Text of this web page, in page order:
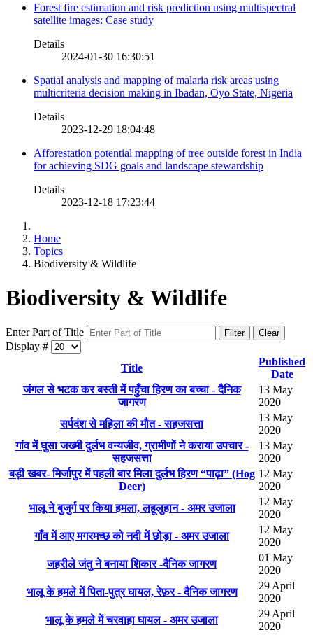
Forest fire estimation and risk prediction using multispectral
satellite images: Case study
Details
2024-01-30 16:30:51
Spatial analysis and mapping of malaria risk areas using
multicriteria decision making in Ibadan, Oyo State, Nigeria
Details
2023-12-29 18:04:48
Afforestation potential mapping of tree outside forest in India
for achieving SDG goals and landscape stewardship
Details
2023-12-18 17:23:44
Home
Topics
Biodiversity & Wildlife
Biodiversity & Wildlife
Enter Part of Title Filter Clear
Display #
Title
Published
Date
जंगल से भटक कर बस्ती में पहुँचा हिरण का बच्चा - दैनिक
जागरण
13 May
2020
सर्पदंश से महिला की मौत - सहजसत्ता
13 May
2020
गांव में घुसा जख्मी दुर्लभ वन्यजीव, ग्रामीणों ने कराया उपचार -
सहजसत्ता
13 May
2020
बड़ी खबर- मिर्जापुर में पहली बार मिला दुर्लभ हिरण “पाढ़ा” (Hog
Deer)
12 May
2020
भालू ने बुजुर्ग पर किया हमला, लहूलुहान - अमर उजाला
12 May
2020
गाँव में आए मगरमच्छ को नदी में छोड़ा - अमर उजाला
12 May
2020
जहरीले जंतु ने बनाया शिकार -दैनिक जागरण
01 May
2020
भालू के हमले में पिता-पुत्र घायल, रेफ़र - दैनिक जागरण
29 April
2020
भालू के हमले में चरवाहा घायल - अमर उजाला
29 April
2020